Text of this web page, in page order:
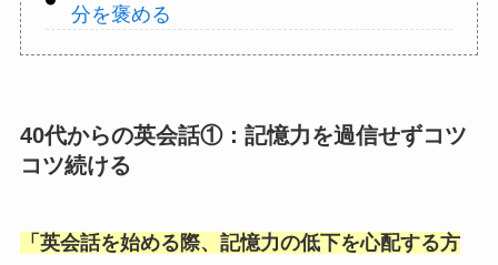
分を褒める
40代からの英会話①：記憶力を過信せずコツ
コツ続ける
「 英会話を始める際、記憶力の低下を心配する方